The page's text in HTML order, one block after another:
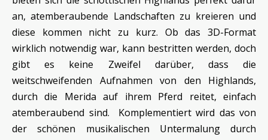
an, atemberaubende Landschaften zu kreieren und
diese kommen nicht zu kurz. Ob das 3D-Format
wirklich notwendig war, kann bestritten werden, doch
gibt es keine Zweifel darüber, dass die
weitschweifenden Aufnahmen von den Highlands,
durch die Merida auf ihrem Pferd reitet, einfach
atemberaubend sind. Komplementiert wird das von
der schönen musikalischen Untermalung durch